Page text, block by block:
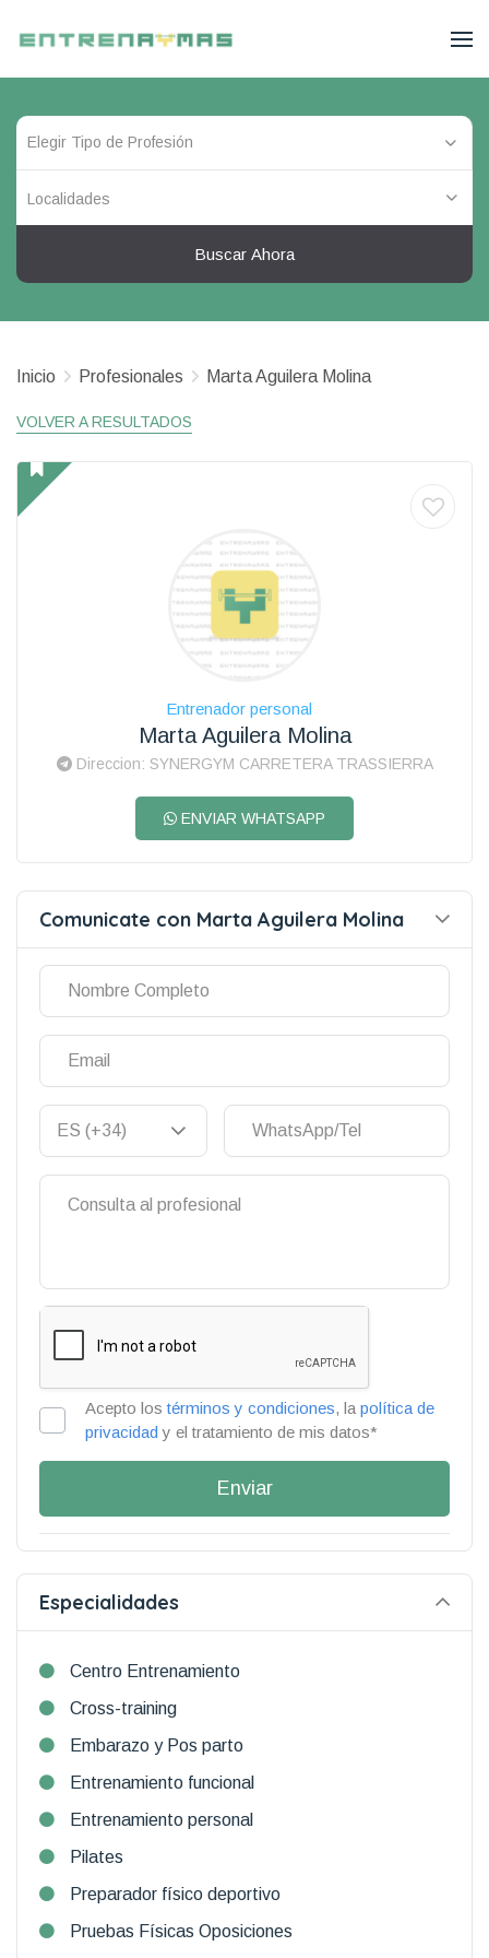
Localidades
Buscar Ahora
Inicio Profesionales Marta Aguilera Molina
VOLVER A RESULTADOS
Entrenador personal
Marta Aguilera Molina
Direccion: SYNERGYM CARRETERA TRASSIERRA
ENVIAR WHATSAPP
Comunicate con Marta Aguilera Molina
Acepto lostérminos y condiciones, la política de
privacidad y el tratamiento de mis datos*
Enviar
Especialidades
Centro Entrenamiento
Cross-training
Embarazo y Pos parto
Entrenamiento funcional
Entrenamiento personal
Pilates
Preparador físico deportivo
Pruebas Físicas Oposiciones